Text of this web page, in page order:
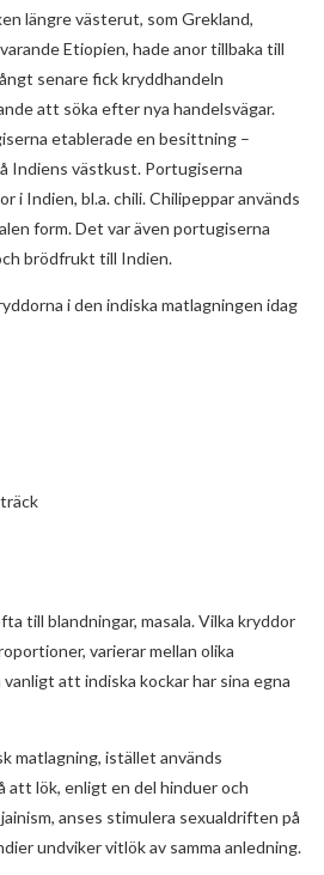
längre västerut, som Grekland,
Etiopien, hade anor tillbaka till
senare fick kryddhandeln
att söka efter nya handelsvägar.
etablerade en besittning –
Indiens västkust. Portugiserna
i Indien, bl.a. chili. Chilipeppar används
form. Det var även portugiserna
brödfrukt till Indien.
i den indiska matlagningen idag
till blandningar, masala. Vilka kryddor
varierar mellan olika
att indiska kockar har sina egna
matlagning, istället används
att lök, enligt en del hinduer och
anses stimulera sexualdriften på
undviker vitlök av samma anledning.